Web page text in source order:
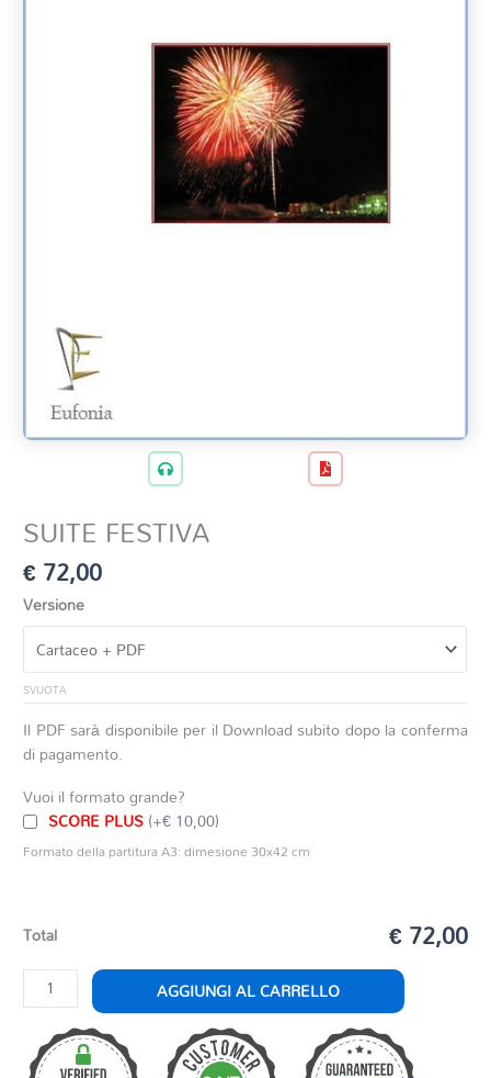
SUITE FESTIVA
€72,00
Versione
SVUOTA
Il PDF sarà disponibile per il Download subito dopo la conferma
di pagamento.
Vuoi il formato grande?
SCORE PLUS(+€ 10,00)
Formato della partitura A3: dimesione 30x42 cm
Total € 72,00
SUITE
FESTIVA
quantità
AGGIUNGI AL CARRELLO